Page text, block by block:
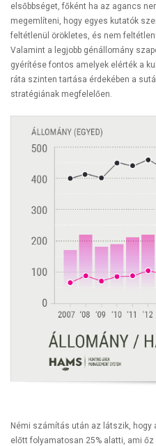
elsőbbséget, főként ha az agancs
megemlíteni, hogy egyes kutatók
feltétlenül örökletes, és nem
Valamint a legjobb génállomány
gyérítése fontos amelyek elérték a
ráta szinten tartása érdekében a
stratégiának megfelelően.
Némi számítás után az látszik,
előtt folyamatosan 25% alatti, ami